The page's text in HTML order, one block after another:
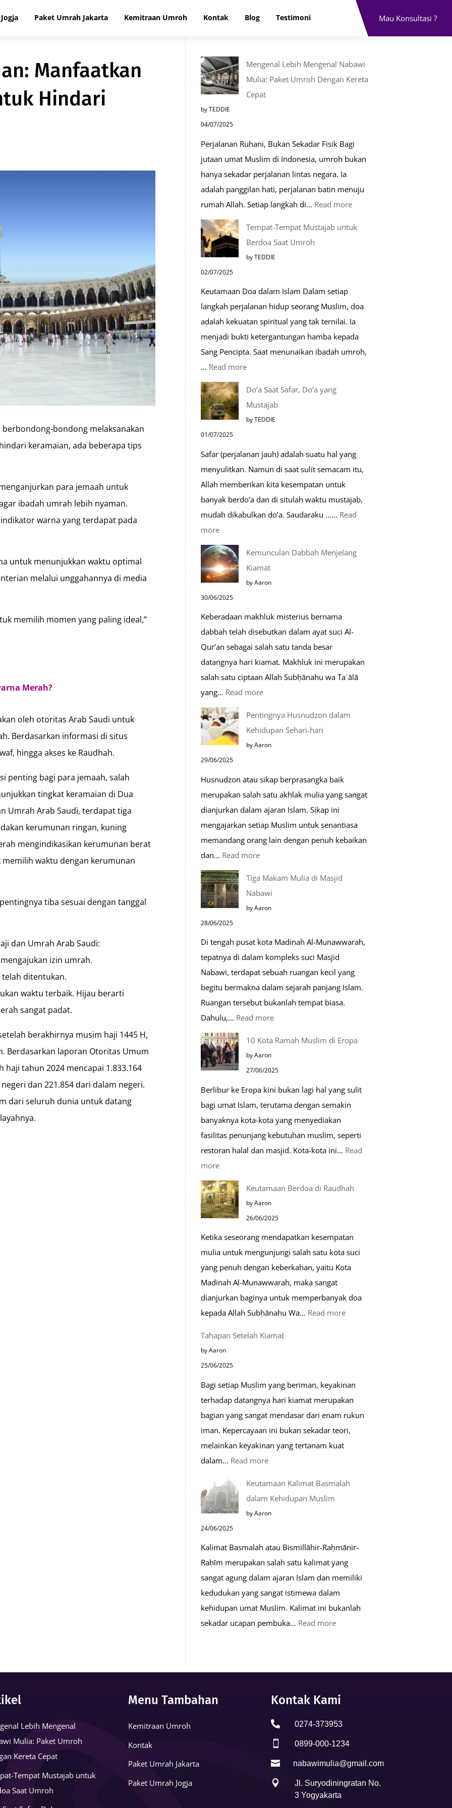
Paket Umrah Jakarta Kemitraan Umroh Kontak Blog Testimoni Mau Konsultasi ?
Manfaatkan
Hindari
bondong melaksanakan
keramaian, ada beberapa tips
para jemaah untuk
ibadah umrah lebih nyaman.
warna yang terdapat pada
untuk menunjukkan waktu optimal
melalui unggahannya di media
memilih momen yang paling ideal,”
Merah?
oleh otoritas Arab Saudi untuk
Berdasarkan informasi di situs
hingga akses ke Raudhah.
penting bagi para jemaah, salah
tingkat keramaian di Dua
Umrah Arab Saudi, terdapat tiga
kerumunan ringan, kuning
mengindikasikan kerumunan berat
waktu dengan kerumunan
tiba sesuai dengan tanggal
dan Umrah Arab Saudi:
izin umrah.
telah ditentukan.
waktu terbaik. Hijau berarti
sangat padat.
berakhirnya musim haji 1445 H,
Berdasarkan laporan Otoritas Umum
haji tahun 2024 mencapai 1.833.164
dan 221.854 dari dalam negeri.
dari seluruh dunia untuk datang
Mengenal Lebih Mengenal Nabawi
Mulia: Paket Umroh Dengan Kereta
Cepat
by TEDDIE
04/07/2025
Perjalanan Ruhani, Bukan Sekadar Fisik Bagi
jutaan umat Muslim di Indonesia, umroh bukan
hanya sekadar perjalanan lintas negara. Ia
adalah panggilan hati, perjalanan batin menuju
rumah Allah. Setiap langkah di… Read more:
Umroh
Dengan
Kereta
Cepat
Tempat-Tempat Mustajab untuk
Berdoa Saat Umroh
by TEDDIE
02/07/2025
Keutamaan Doa dalam Islam Dalam setiap
langkah perjalanan hidup seorang Muslim, doa
adalah kekuatan spiritual yang tak ternilai. Ia
menjadi bukti ketergantungan hamba kepada
Sang Pencipta. Saat menunaikan ibadah umroh,
… Read more:
Mustajab
Saat
Umroh
Do’a Saat Safar, Do’a yang
Mustajab
by TEDDIE
01/07/2025
Safar (perjalanan jauh) adalah suatu hal yang
menyulitkan. Namun di saat sulit semacam itu,
Allah memberikan kita kesempatan untuk
banyak berdo’a dan di situlah waktu mustajab,
mudah dikabulkan do’a. Saudaraku …… Read
more:
Do’a
Saat
Safar,
Mustajab
Kemunculan Dabbah Menjelang
Kiamat
by Aaron
30/06/2025
Keberadaan makhluk misterius bernama
dabbah telah disebutkan dalam ayat suci Al-
Qur’an sebagai salah satu tanda besar
datangnya hari kiamat. Makhluk ini merupakan
salah satu ciptaan Allah Subḥānahu wa Taʿālā
yang… Read more:
Dabbah
Menjelang
Pentingnya Husnudzon dalam
Kehidupan Sehari-hari
by Aaron
29/06/2025
Husnudzon atau sikap berprasangka baik
merupakan salah satu akhlak mulia yang sangat
dianjurkan dalam ajaran Islam. Sikap ini
mengajarkan setiap Muslim untuk senantiasa
memandang orang lain dengan penuh kebaikan
dan… Read more:
hari
Tiga Makam Mulia di Masjid
Nabawi
by Aaron
28/06/2025
Di tengah pusat kota Madinah Al-Munawwarah,
tepatnya di dalam kompleks suci Masjid
Nabawi, terdapat sebuah ruangan kecil yang
begitu bermakna dalam sejarah panjang Islam.
Ruangan tersebut bukanlah tempat biasa.
Dahulu,… Read more:
Masjid
Nabawi
10 Kota Ramah Muslim di Eropa
by Aaron
27/06/2025
Berlibur ke Eropa kini bukan lagi hal yang sulit
bagi umat Islam, terutama dengan semakin
banyaknya kota-kota yang menyediakan
fasilitas penunjang kebutuhan muslim, seperti
restoran halal dan masjid. Kota-kota ini… Read
more:
10
Kota
Ramah
di
Eropa
Keutamaan Berdoa di Raudhah
by Aaron
26/06/2025
Ketika seseorang mendapatkan kesempatan
mulia untuk mengunjungi salah satu kota suci
yang penuh dengan keberkahan, yaitu Kota
Madinah Al-Munawwarah, maka sangat
dianjurkan baginya untuk memperbanyak doa
kepada Allah Subḥānahu Wa… Read more:
Tahapan Setelah Kiamat
by Aaron
25/06/2025
Bagi setiap Muslim yang beriman, keyakinan
terhadap datangnya hari kiamat merupakan
bagian yang sangat mendasar dari enam rukun
iman. Kepercayaan ini bukan sekadar teori,
melainkan keyakinan yang tertanam kuat
dalam… Read more:
Keutamaan Kalimat Basmalah
dalam Kehidupan Muslim
by Aaron
24/06/2025
Kalimat Basmalah atau Bismillāhir-Raḥmānir-
Raḥīm merupakan salah satu kalimat yang
sangat agung dalam ajaran Islam dan memiliki
kedudukan yang sangat istimewa dalam
kehidupan umat Muslim. Kalimat ini bukanlah
sekadar ucapan pembuka… Read more:
Kehidupan
Lebih Mengenal
Mulia: Paket Umroh
Kereta Cepat
Tempat Mustajab untuk
Saat Umroh
Menu Tambahan
Kemitraan Umroh
Kontak
Paket Umrah Jakarta
Paket Umrah Jogja
Kontak Kami
 0274-373953
 0899-000-1234
 nabawimulia@gmail.com

Jl. Suryodiningratan No.
3 Yogyakarta